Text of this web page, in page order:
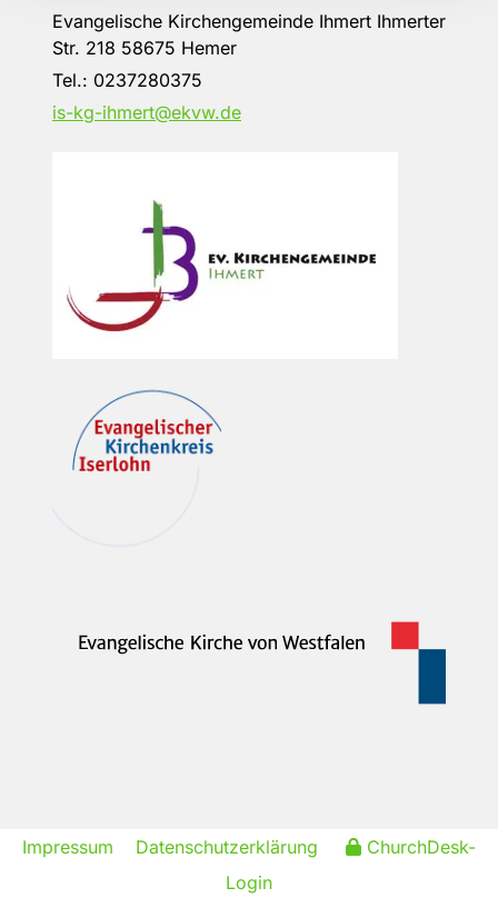
Evangelische Kirchengemeinde Ihmert Ihmerter
Str. 218 58675 Hemer
Tel.: 0237280375
is-kg-ihmert@ekvw.de
Impressum Datenschutzerklärung
ChurchDesk-
Login